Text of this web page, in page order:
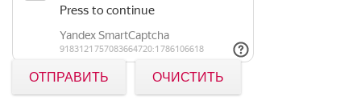
ОТПРАВИТЬ ОЧИСТИТЬ